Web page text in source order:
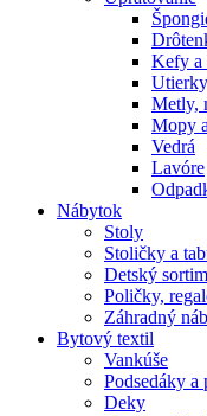
Kefy a
Metly,
Mopy
Vedrá
Lavóre
Nábytok
Stoly
Stoličky a
Detský
Poličky,
Záhradný
Bytový textil
Vankúše
Podsedáky a
Deky